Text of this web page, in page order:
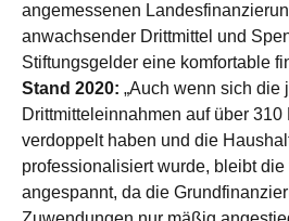
angemessenen
anwachsender Drittmittel und
Stiftungsgelder eine komfortable
Stand 2020: „Auch wenn sich die
Drittmitteleinnahmen auf über 310
verdoppelt haben und die
professionalisiert wurde, bleibt
angespannt, da die